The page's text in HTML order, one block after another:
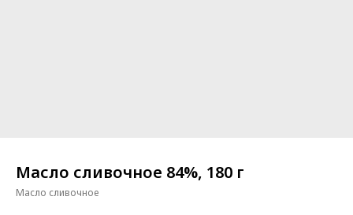
Масло сливочное 84%, 180 г
Масло сливочное